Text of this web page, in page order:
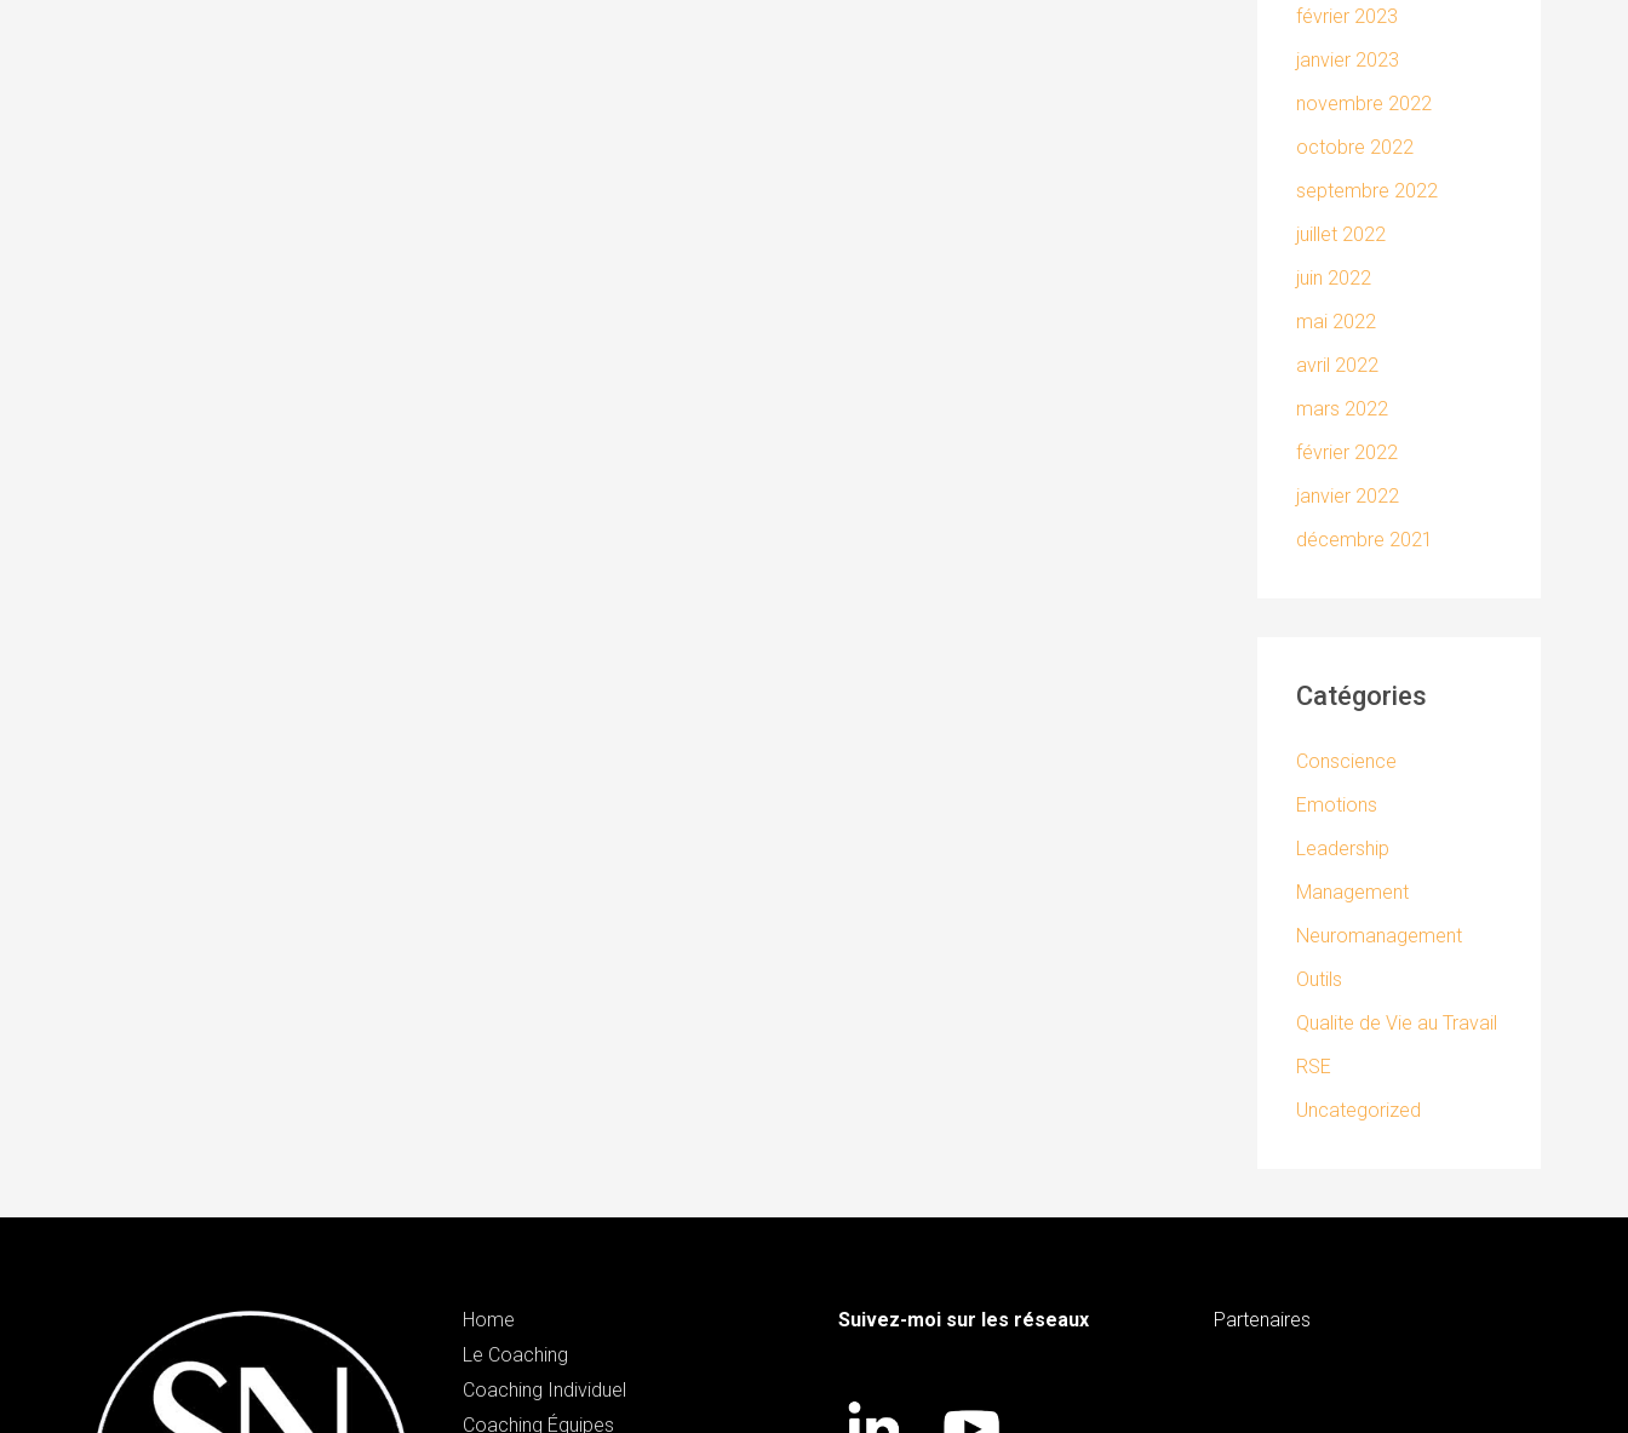
février 2023
janvier 2023
novembre 2022
octobre 2022
septembre 2022
juillet 2022
juin 2022
mai 2022
avril 2022
mars 2022
février 2022
janvier 2022
décembre 2021
Catégories
Conscience
Emotions
Leadership
Management
Neuromanagement
Outils
Qualite de Vie au Travail
RSE
Uncategorized
Home
Le Coaching
Coaching Individuel
Coaching Équipes
Suivez-moi sur les réseaux Partenaires